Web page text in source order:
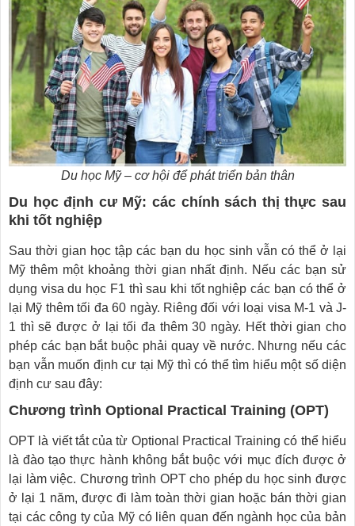
Du học Mỹ – cơ hội để phát triển bản thân
Du học định cư Mỹ: các chính sách thị thực sau
khi tốt nghiệp
Sau thời gian học tập các bạn du học sinh vẫn có thể ở lại
Mỹ thêm một khoảng thời gian nhất định. Nếu các bạn sử
dụng visa du học F1 thì sau khi tốt nghiệp các bạn có thể ở
lại Mỹ thêm tối đa 60 ngày. Riêng đối với loại visa M-1 và J-
1 thì sẽ được ở lại tối đa thêm 30 ngày. Hết thời gian cho
phép các bạn bắt buộc phải quay về nước. Nhưng nếu các
bạn vẫn muốn định cư tại Mỹ thì có thể tìm hiểu một số diện
định cư sau đây:
Chương trình Optional Practical Training (OPT)
OPT là viết tắt của từ Optional Practical Training có thể hiểu
là đào tạo thực hành không bắt buộc với mục đích được ở
lại làm việc. Chương trình OPT cho phép du học sinh được
ở lại 1 năm, được đi làm toàn thời gian hoặc bán thời gian
tại các công ty của Mỹ có liên quan đến ngành học của bản